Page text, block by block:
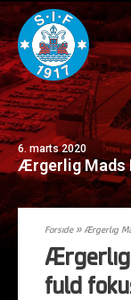
6. marts 2020
Ærgerlig Mads
Forside»Ærgerlig
Ærgerlig
fuld